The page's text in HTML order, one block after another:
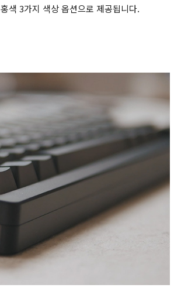
색 3가지 색상 옵션으로 제공됩니다.